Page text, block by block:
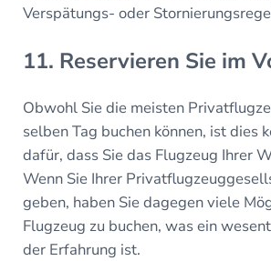
Verspätungs- oder
11. Reservieren Sie im
Obwohl Sie die meisten
selben Tag buchen können, ist dies
dafür, dass Sie das Flugzeug Ihrer
Wenn Sie Ihrer
geben, haben Sie dagegen viele
Flugzeug zu buchen, was ein
der Erfahrung ist.